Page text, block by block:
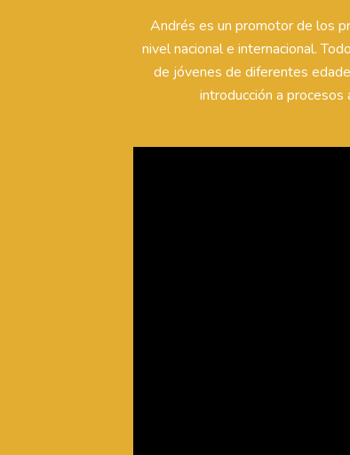
Andrés es un promotor de los
nivel nacional e internacional.
de jóvenes de diferentes
introducción a